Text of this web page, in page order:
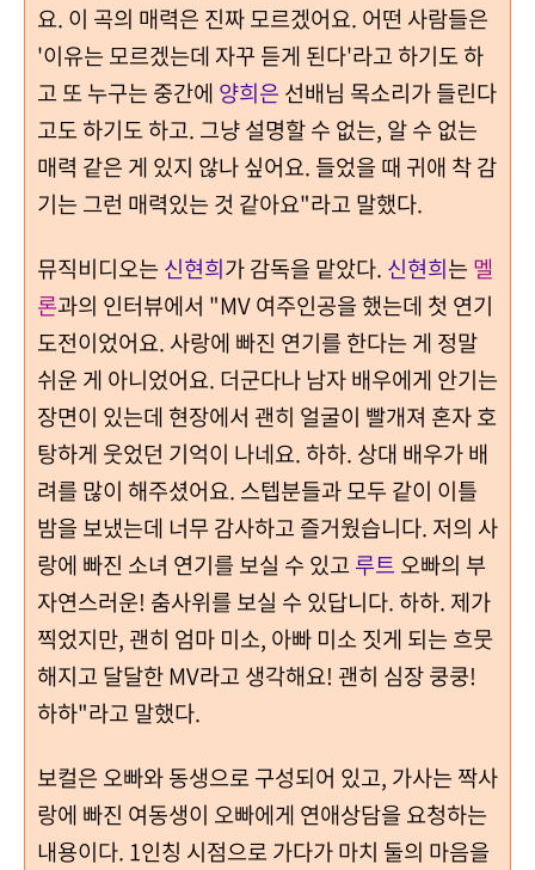
요. 이 곡의 매력은 진짜 모르겠어요. 어떤 사람들은
'이유는 모르겠는데 자꾸 듣게 된다'라고 하기도 하
고 또 누구는 중간에 양희은 선배님 목소리가 들린다
고도 하기도 하고. 그냥 설명할 수 없는, 알 수 없는
매력 같은 게 있지 않나 싶어요. 들었을 때 귀애 착 감
기는 그런 매력있는 것 같아요"라고 말했다.
뮤직비디오는 신현희가 감독을 맡았다. 신현희는 멜
론과의 인터뷰에서 "MV 여주인공을 했는데 첫 연기
도전이었어요. 사랑에 빠진 연기를 한다는 게 정말
쉬운 게 아니었어요. 더군다나 남자 배우에게 안기는
장면이 있는데 현장에서 괜히 얼굴이 빨개져 혼자 호
탕하게 웃었던 기억이 나네요. 하하. 상대 배우가 배
려를 많이 해주셨어요. 스텝분들과 모두 같이 이틀
밤을 보냈는데 너무 감사하고 즐거웠습니다. 저의 사
랑에 빠진 소녀 연기를 보실 수 있고 루트오빠의 부
자연스러운! 춤사위를 보실 수 있답니다. 하하. 제가
찍었지만, 괜히 엄마 미소, 아빠 미소 짓게 되는 흐뭇
해지고 달달한 MV라고 생각해요! 괜히 심장 쿵쿵!
하하"라고 말했다.
보컬은 오빠와 동생으로 구성되어 있고, 가사는 짝사
랑에 빠진 여동생이 오빠에게 연애상담을 요청하는
내용이다. 1인칭 시점으로 가다가 마치 둘의 마음을